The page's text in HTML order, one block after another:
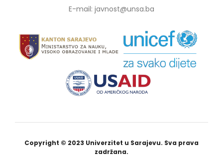
E-mail: javnost@unsa.ba
Copyright © 2023 Univerzitet u Sarajevu. Sva prava
zadržana.